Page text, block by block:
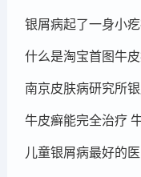
银屑病起了一身小
什么是淘宝首图牛
牛皮癣能完全治疗
儿童银屑病最好的